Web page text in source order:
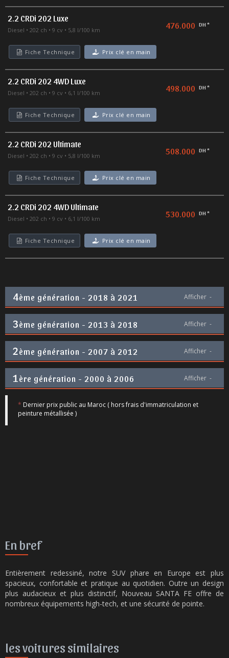
2.2 CRDi 202 Luxe
Diesel 202 ch 9 cv 5,8 l/100 km 476.000 DH *
Fiche Technique Prix clé en main
2.2 CRDi 202 4WD Luxe
Diesel 202 ch 9 cv 6,1 l/100 km 498.000 DH *
Fiche Technique Prix clé en main
2.2 CRDi 202 Ultimate
Diesel 202 ch 9 cv 5,8 l/100 km 508.000 DH *
Fiche Technique Prix clé en main
2.2 CRDi 202 4WD Ultimate
Diesel 202 ch 9 cv 6,1 l/100 km 530.000 DH *
Fiche Technique Prix clé en main
4ème génération - 2018 à 2021 Afficher -
3ème génération - 2013 à 2018 Afficher -
2ème génération - 2007 à 2012 Afficher -
1ère génération - 2000 à 2006 Afficher -
* Dernier prix public au Maroc ( hors frais d'immatriculation et
peinture métallisée )
En bref
Entièrement redessiné, notre SUV phare en Europe est plus
spacieux, confortable et pratique au quotidien. Outre un design
plus audacieux et plus distinctif, Nouveau SANTA FE offre de
nombreux équipements high-tech, et une sécurité de pointe.
les voitures similaires